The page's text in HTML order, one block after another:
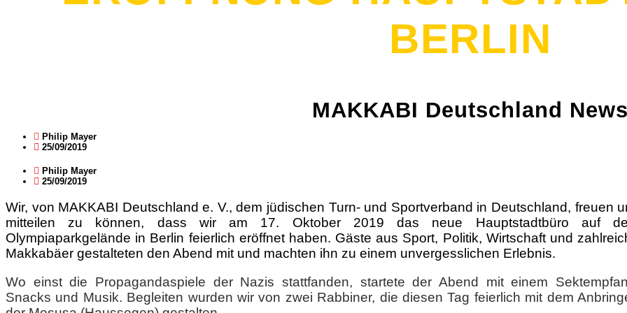
BERLIN
MAKKABI Deutschland News
Philip Mayer
25/09/2019
Philip Mayer
25/09/2019
Wir, von MAKKABI Deutschland e. V., dem jüdischen Turn- und Sportverband in Deutschland, freuen
mitteilen zu können, dass wir am 17. Oktober 2019 das neue Hauptstadtbüro auf
Olympiaparkgelände in Berlin feierlich eröffnet haben. Gäste aus Sport, Politik, Wirtschaft und
Makkabäer gestalteten den Abend mit und machten ihn zu einem unvergesslichen Erlebnis.
Wo einst die Propagandaspiele der Nazis stattfanden, startete der Abend mit einem
Snacks und Musik. Begleiten wurden wir von zwei Rabbiner, die diesen Tag feierlich mit dem